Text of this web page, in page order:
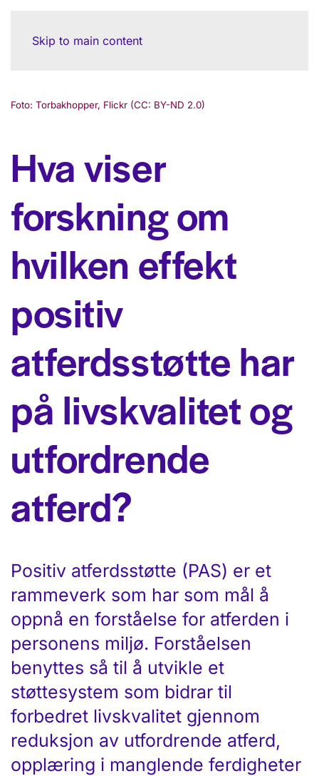
Skip to main content
Foto: Torbakhopper, Flickr (CC: BY-ND 2.0)
Hva viser
forskning om
hvilken effekt
positiv
atferdsstøtte har
på livskvalitet og
utfordrende
atferd?
Positiv atferdsstøtte (PAS) er et
rammeverk som har som mål å
oppnå en forståelse for atferden i
personens miljø. Forståelsen
benyttes så til å utvikle et
støttesystem som bidrar til
forbedret livskvalitet gjennom
reduksjon av utfordrende atferd,
opplæring i manglende ferdigheter